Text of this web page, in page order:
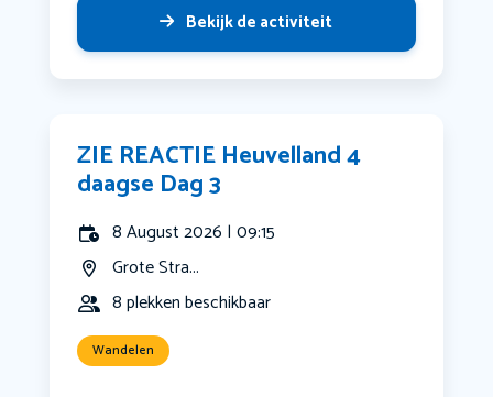
Bekijk de activiteit
ZIE REACTIE Heuvelland 4
daagse Dag 3
8 August 2026 | 09:15
Grote Stra...
8 plekken beschikbaar
Wandelen